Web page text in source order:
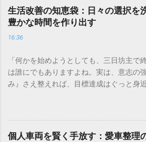
車両、今の本当の価値はどれくらいだろ
はありませんか。日々の業務を支えるト
車などの車両は、企業にとって大切な資
ざその価値を正確に把握しようとすると
いものです。 資産の評価が曖昧なままだ
ミングを逃したり、経理上の処理で思わ
する可能性もあります。この記事では、
るための具体的なポイントを解説します
営にもたらす信頼と透明性 事業用資産の
的な数値で価値を証明できることは、経
生活改善の知恵袋：日々の選択を
豊かな時間を作り出す
16:36
「何かを始めようとしても、三日坊主で
は誰にでもありますよね。実は、意志の
み』さえ整えれば、目標達成はぐっと身
めの新しいトレーニング習慣を身につけ
目標達成のための習慣化トレーニングを
慌ただしく過ぎてしまい、やりたいこと
個人車両を賢く手放す：愛車整理